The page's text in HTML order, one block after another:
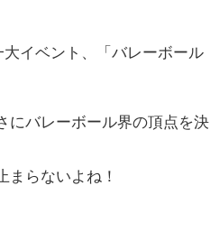
イベント、「バレーボール
にバレーボール界の頂点を決
らないよね！